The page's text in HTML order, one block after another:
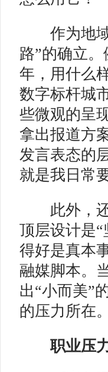
作为地域
路”的确立
年，用什么
数字标杆城
些微观的呈
拿出报道方
发言表态的
就是我日常
此外，还
顶层设计是
得好是真本
融媒脚本。
出“小而美”
的压力所在。
职业压